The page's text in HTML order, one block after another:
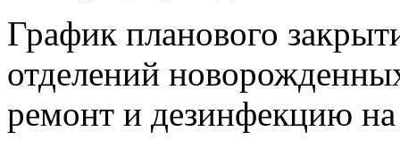
График планового
отделений
ремонт и дезинфекцию